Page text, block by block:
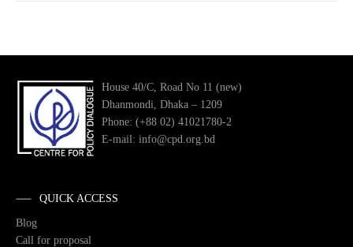
House 40/C, Road No 11 (new)
Dhanmondi, Dhaka – 1209
Phone: (+88 02) 41021780-2
E-mail: info@cpd.org.bd
QUICK ACCESS
Blog
Call for proposal